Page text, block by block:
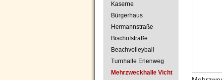
Kaserne
Bürgerhaus
Hermannstraße
Bischofstraße
Beachvolleyball
Turnhalle Erlenweg
Mehrzweckhalle Vicht